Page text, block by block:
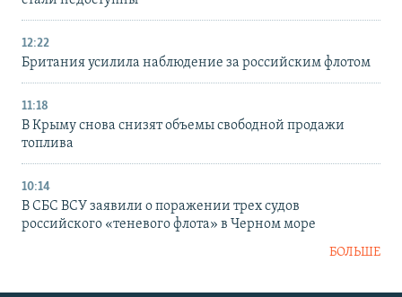
12:22
Британия усилила наблюдение за российским флотом
11:18
В Крыму снова снизят объемы свободной продажи
топлива
10:14
В СБС ВСУ заявили о поражении трех судов
российского «теневого флота» в Черном море
БОЛЬШЕ